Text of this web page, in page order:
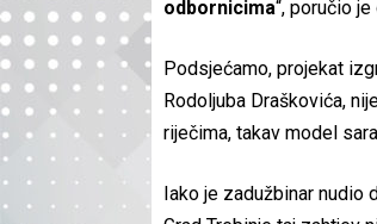
odbornicima“, poručio je
Podsjećamo, projekat
Rodoljuba Draškovića,
riječima, takav model
Iako je zadužbinar